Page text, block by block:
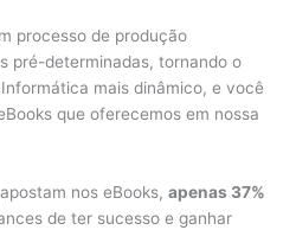
processo de produção
pré-determinadas, tornando o
mais dinâmico, e você
que oferecemos em nossa
nos eBooks,apenas 37%
de ter sucesso e ganhar